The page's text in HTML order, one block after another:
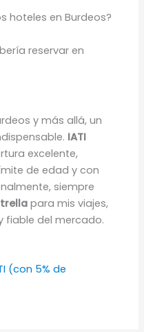
hoteles en Burdeos?
reservar en
y más allá, un
IATI
excelente,
de edad y con
siempre
para mis viajes,
fiable del mercado.
(con 5% de